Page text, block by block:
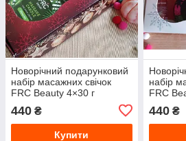
Новорічний подарунковий
набір масажних свічок
FRC Beauty 4×30 г
Подарунок на Новий
рік..Подарунок для жінки.
440 ₴
Купити
набір
FRC
Новий
жінки.
440₴